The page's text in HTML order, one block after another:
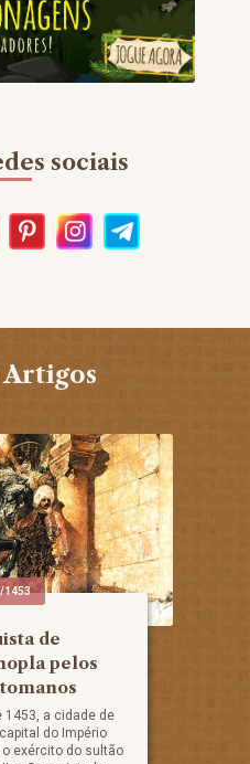
sociais
1453
de
pelos
1453, a cidade de
do Império
exército do sultão